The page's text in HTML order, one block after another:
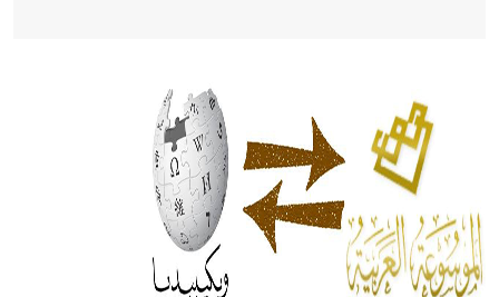
الحكم، الأدلة، تنظيم التغذية، ورسالته في جروح الرأس. ويعود
له الفضل بأنه حرر الطب من الدين والفلسفة.
- هل تعلم أن المرجان إفراز حيواني يتكون في البحر ويتركب
من مادة كربونات الكلسيوم، وهو أحمر أو شديد الحمرة وهو
أجود أنواعه، ويمتاز بكبر الحجم ويسمى الش